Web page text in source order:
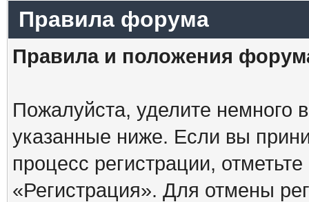
Правила форума
Правила и положения
Пожалуйста, уделите немного
указанные ниже. Если вы
процесс регистрации,
«Регистрация». Для отмены